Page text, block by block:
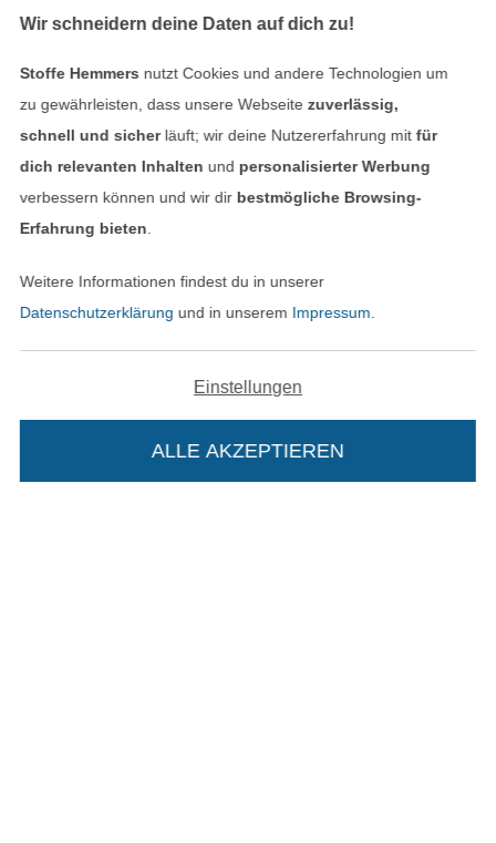
In deinen Warenkorb
Unsere Versandpartner
Impressum
AGB
Widerrufsrecht
In den deutschen Shop wechseln (aktuell
Wir schneidern deine Daten auf dich zu!
Stoffe Hemmers nutzt Cookies und andere Technologien um
zu gewährleisten, dass unsere Webseite zuverlässig,
schnell und sicherläuft; wir deine Nutzererfahrung mitfür
dich relevanten Inhalten und personalisierter Werbung
verbessern können und wir dir bestmögliche Browsing-
Erfahrung bieten
Weitere Informationen findest du in unserer
Datenschutzerklärung und in unserem Impressum
Einstellungen
ALLE AKZEPTIEREN